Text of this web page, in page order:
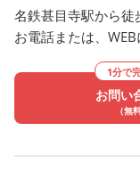
ムのお友だちも、
ねたりすることな
で参加することが
もカッコよかった
は「逃げるスタッ
カゴを持って逃げ
名鉄甚目寺駅から徒
お電話または、WEB
1分で
お問い
（無